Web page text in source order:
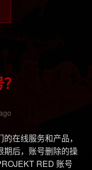
在线服务和产品，
期后，账号删除的操
RED 账号